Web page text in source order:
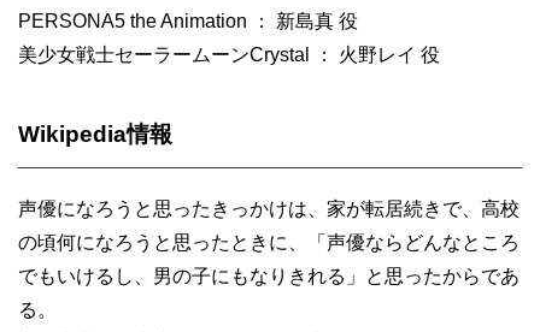
PERSONA5 the Animation ： 新島真 役
美少女戦士セーラームーンCrystal ： 火野レイ 役
Wikipedia情報
声優になろうと思ったきっかけは、家が転居続きで、高校
の頃何になろうと思ったときに、「声優ならどんなところ
でもいけるし、男の子にもなりきれる」と思ったからであ
る。